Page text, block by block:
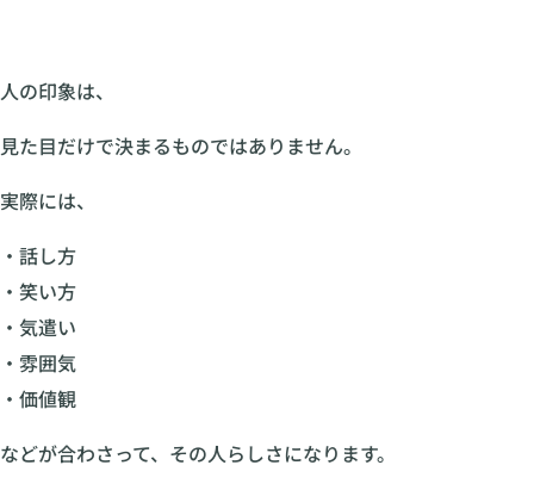
人の印象は、
見た目だけで決まるものではありません。
実際には、
・話し方
・笑い方
・気遣い
・雰囲気
・価値観
などが合わさって、その人らしさになります。